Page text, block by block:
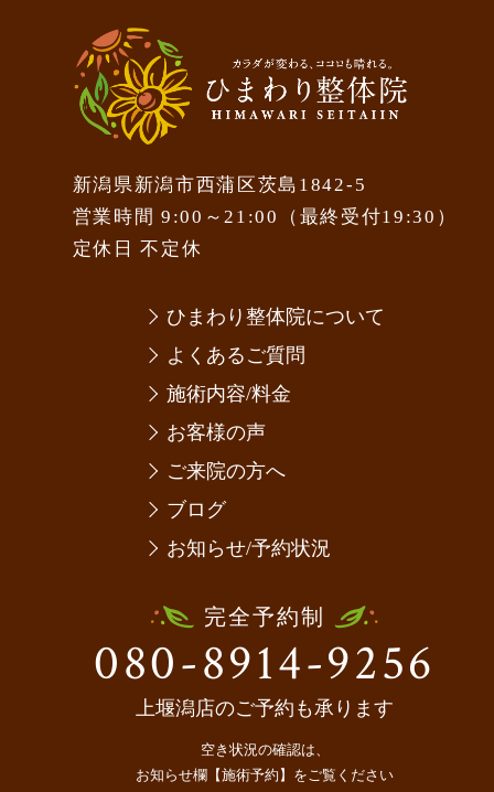
新潟県新潟市西蒲区茨島1842-5
営業時間 9:00～21:00（最終受付19:30）
定休日 不定休
ひまわり整体院について
よくあるご質問
施術内容/料金
お客様の声
ご来院の方へ
ブログ
お知らせ/予約状況
完全予約制
080-8914-9256
上堰潟店のご予約も承ります
空き状況の確認は、
お知らせ欄【施術予約】をご覧ください